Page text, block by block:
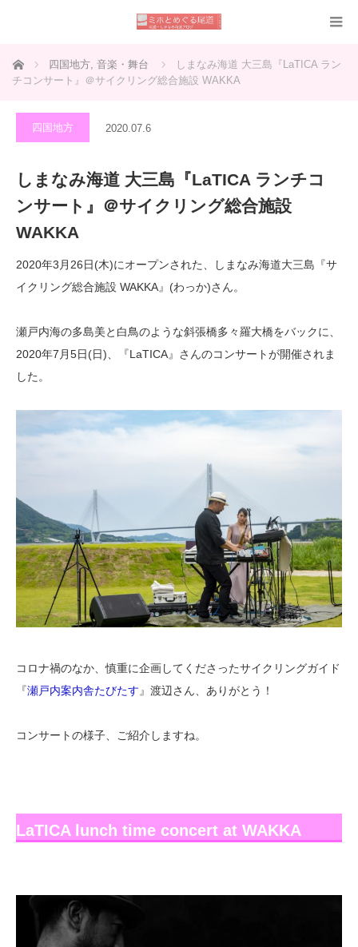
ホーム 四国地方, 音楽・舞台
しまなみ海道 大三島『LaTICA ラン
チコンサート』＠サイクリング総合施設 WAKKA
四国地方 2020.07.6
しまなみ海道 大三島『LaTICA ランチコ
ンサート』＠サイクリング総合施設
WAKKA
2020年3月26日(木)にオープンされた、しまなみ海道大三島『サ
イクリング総合施設 WAKKA』(わっか)さん。
瀬戸内海の多島美と白鳥のような斜張橋多々羅大橋をバックに、
2020年7月5日(日)、『LaTICA』さんのコンサートが開催されま
した。
コロナ禍のなか、慎重に企画してくださったサイクリングガイド
『瀬戸内案内舎たびたす 』渡辺さん、ありがとう！
コンサートの様子、ご紹介しますね。
LaTICA lunch time concert at WAKKA